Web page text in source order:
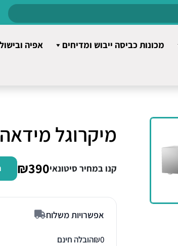
מכונות כביסה ייבוש ומדיחים אפיה ובישול
מיקרוגל מידאה AM823A2AP 65003
קנו במחיר סיטונאי₪390
אפשרויות משלוח
₪0 הובלה חינם